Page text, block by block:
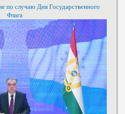
по случаю Дня Государственного
Флага